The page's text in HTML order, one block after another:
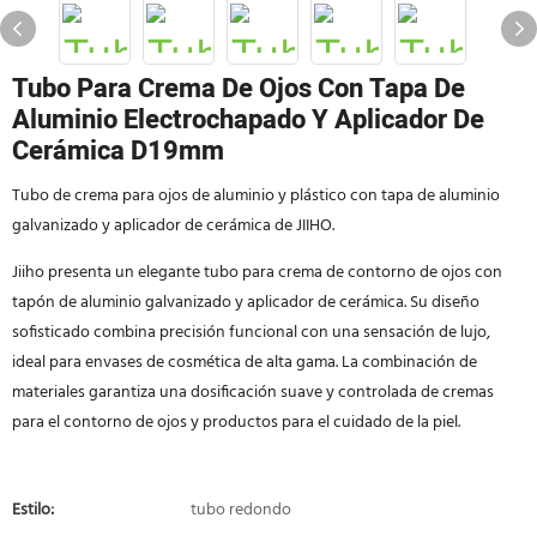
Tubo Para Crema De Ojos Con Tapa De
Aluminio Electrochapado Y Aplicador De
Cerámica D19mm
Tubo de crema para ojos de aluminio y plástico con tapa de aluminio
galvanizado y aplicador de cerámica de JIIHO.
Jiiho presenta un elegante tubo para crema de contorno de ojos con
tapón de aluminio galvanizado y aplicador de cerámica. Su diseño
sofisticado combina precisión funcional con una sensación de lujo,
ideal para envases de cosmética de alta gama. La combinación de
materiales garantiza una dosificación suave y controlada de cremas
para el contorno de ojos y productos para el cuidado de la piel.
Estilo:
tubo redondo